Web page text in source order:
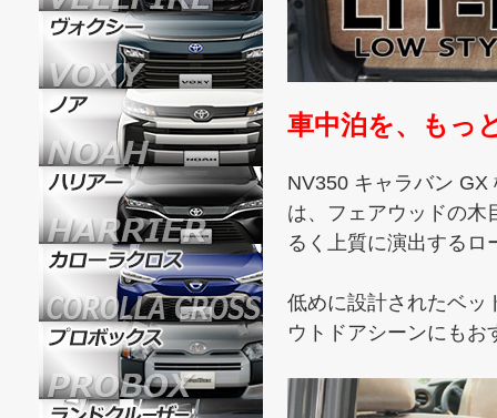
車中泊を、もっ
NV350 キャラバン
は、フェアウッドの木
るく上質に演出するロ
低めに設計されたベッ
ウトドアシーンにもお